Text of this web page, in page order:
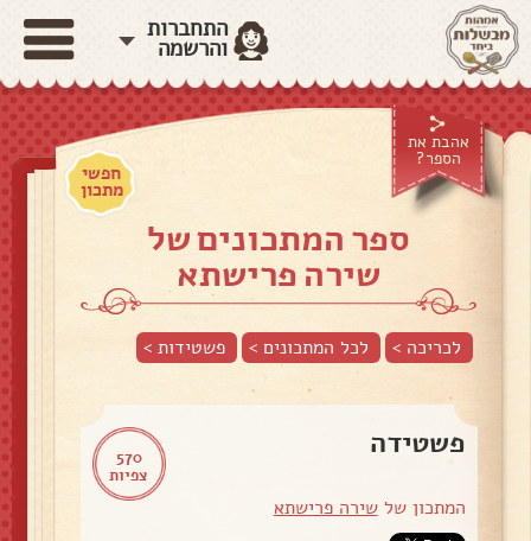
התחברות
והרשמה
אהבת את
הספר?
חפשי
מתכון
ספר המתכונים של
שירה פרישתא
לכריכה > לכל המתכונים > פשטידות>
570
צפיות
פשטידה
המתכון שלשירה פרישתא